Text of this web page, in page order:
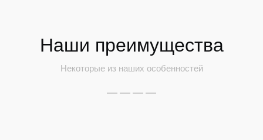
Наши преимущества
Некоторые из наших особенностей